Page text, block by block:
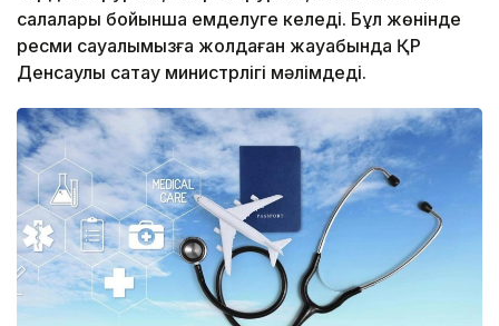
салалары бойынша емделуге келеді. Бұл жөнінде
ресми сауалымызға жолдаған жауабында ҚР
Денсаулық сақтау министрлігі мәлімдеді.